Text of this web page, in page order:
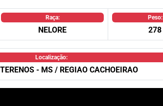
Raça:
NELORE
Peso:
278
Localização:
- MS / REGIAO CACHOEIRAO